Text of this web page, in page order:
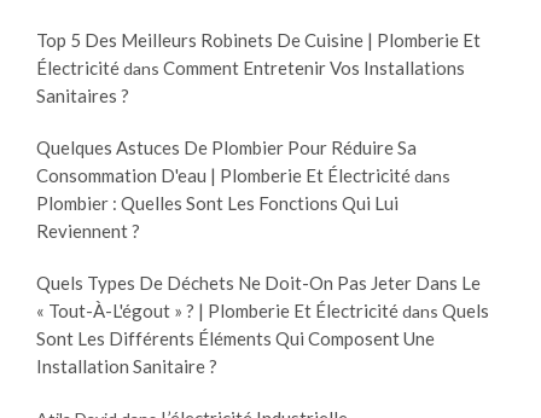
Top 5 Des Meilleurs Robinets De Cuisine | Plomberie Et
Électricitédans Comment Entretenir Vos Installations
Sanitaires ?
Quelques Astuces De Plombier Pour Réduire Sa
Consommation D'eau | Plomberie Et Électricitédans
Plombier : Quelles Sont Les Fonctions Qui Lui
Reviennent ?
Quels Types De Déchets Ne Doit-On Pas Jeter Dans Le
« Tout-À-L'égout » ? | Plomberie Et Électricitédans Quels
Sont Les Différents Éléments Qui Composent Une
Installation Sanitaire ?